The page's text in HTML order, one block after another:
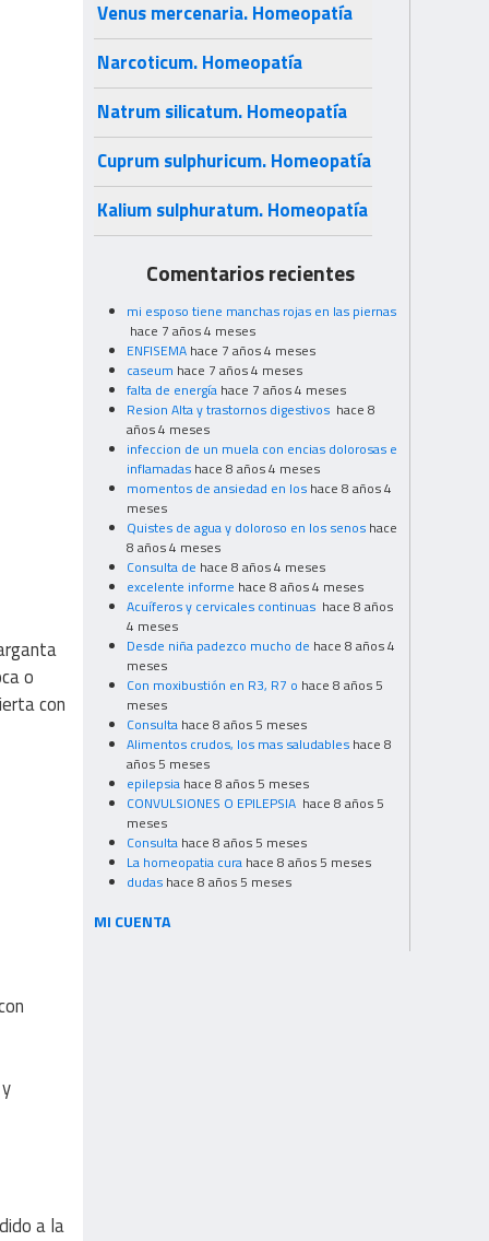
o
con
a la
Venus mercenaria. Homeopatía
Narcoticum. Homeopatía
Natrum silicatum. Homeopatía
Cuprum sulphuricum. Homeopatía
Kalium sulphuratum. Homeopatía
Comentarios recientes
mi esposo tiene manchas rojas en las piernas
hace 7 años 4 meses
ENFISEMA hace 7 años 4 meses
caseum hace 7 años 4 meses
falta de energía hace 7 años 4 meses
Resion Alta y trastornos digestivos hace 8
años 4 meses
infeccion de un muela con encias dolorosas e
inflamadas hace 8 años 4 meses
momentos de ansiedad en los hace 8 años 4
meses
Quistes de agua y doloroso en los senos hace
8 años 4 meses
Consulta de hace 8 años 4 meses
excelente informe hace 8 años 4 meses
Acuíferos y cervicales continuas hace 8 años
4 meses
Desde niña padezco mucho de hace 8 años 4
meses
Con moxibustión en R3, R7 o hace 8 años 5
meses
Consulta hace 8 años 5 meses
Alimentos crudos, los mas saludables hace 8
años 5 meses
epilepsia hace 8 años 5 meses
CONVULSIONES O EPILEPSIA hace 8 años 5
meses
Consulta hace 8 años 5 meses
La homeopatia cura hace 8 años 5 meses
dudas hace 8 años 5 meses
MI CUENTA